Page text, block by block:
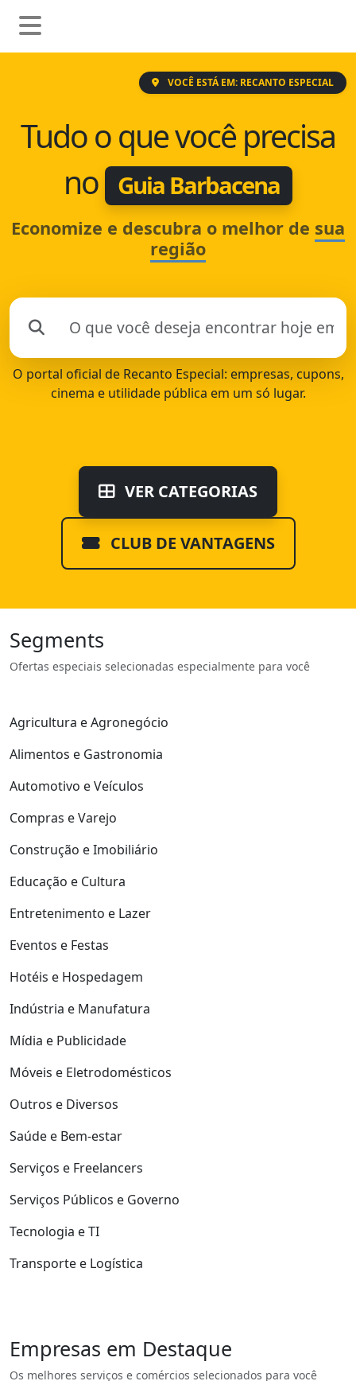
VOCÊ ESTÁ EM: RECANTO ESPECIAL
Tudo o que você precisa
no
Guia Barbacena
Economize e descubra o melhor de sua
região
O portal oficial de Recanto Especial: empresas, cupons,
cinema e utilidade pública em um só lugar.
VER CATEGORIAS
CLUB DE VANTAGENS
Segments
Ofertas especiais selecionadas especialmente para você
Agricultura e Agronegócio
Alimentos e Gastronomia
Automotivo e Veículos
Compras e Varejo
Construção e Imobiliário
Educação e Cultura
Entretenimento e Lazer
Eventos e Festas
Hotéis e Hospedagem
Indústria e Manufatura
Mídia e Publicidade
Móveis e Eletrodomésticos
Outros e Diversos
Saúde e Bem-estar
Serviços e Freelancers
Serviços Públicos e Governo
Tecnologia e TI
Transporte e Logística
Empresas em Destaque
Os melhores serviços e comércios selecionados para você